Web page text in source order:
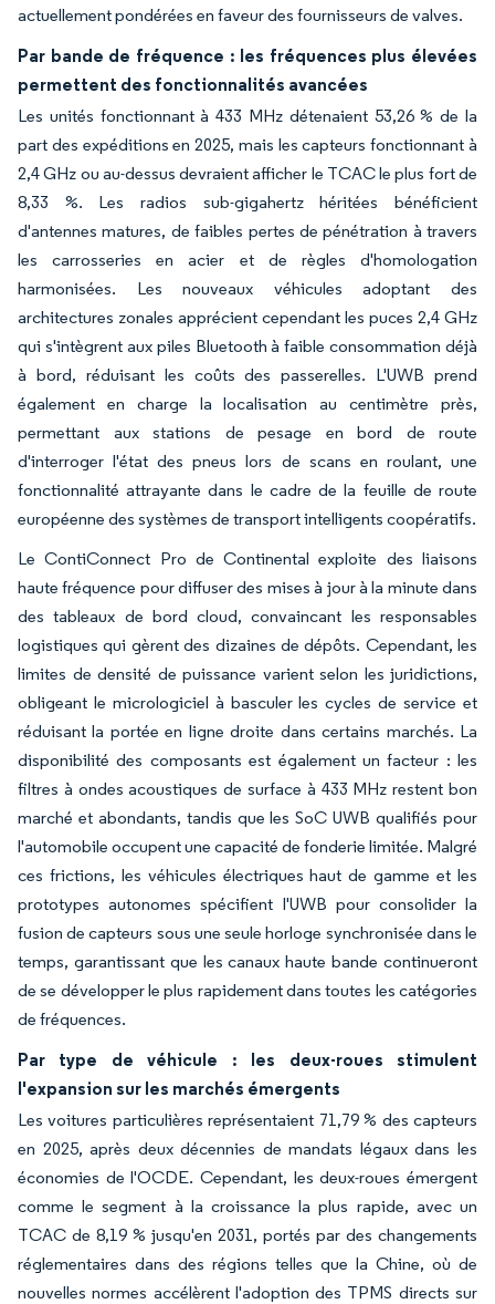
actuellement pondérées en faveur des fournisseurs de valves.
Par bande de fréquence : les fréquences plus élevées
permettent des fonctionnalités avancées
Les unités fonctionnant à 433 MHz détenaient 53,26 % de la
part des expéditions en 2025, mais les capteurs fonctionnant à
2,4 GHz ou au-dessus devraient afficher le TCAC le plus fort de
8,33 %. Les radios sub-gigahertz héritées bénéficient
d'antennes matures, de faibles pertes de pénétration à travers
les carrosseries en acier et de règles d'homologation
harmonisées. Les nouveaux véhicules adoptant des
architectures zonales apprécient cependant les puces 2,4 GHz
qui s'intègrent aux piles Bluetooth à faible consommation déjà
à bord, réduisant les coûts des passerelles. L'UWB prend
également en charge la localisation au centimètre près,
permettant aux stations de pesage en bord de route
d'interroger l'état des pneus lors de scans en roulant, une
fonctionnalité attrayante dans le cadre de la feuille de route
européenne des systèmes de transport intelligents coopératifs.
Le ContiConnect Pro de Continental exploite des liaisons
haute fréquence pour diffuser des mises à jour à la minute dans
des tableaux de bord cloud, convaincant les responsables
logistiques qui gèrent des dizaines de dépôts. Cependant, les
limites de densité de puissance varient selon les juridictions,
obligeant le micrologiciel à basculer les cycles de service et
réduisant la portée en ligne droite dans certains marchés. La
disponibilité des composants est également un facteur : les
filtres à ondes acoustiques de surface à 433 MHz restent bon
marché et abondants, tandis que les SoC UWB qualifiés pour
l'automobile occupent une capacité de fonderie limitée. Malgré
ces frictions, les véhicules électriques haut de gamme et les
prototypes autonomes spécifient l'UWB pour consolider la
fusion de capteurs sous une seule horloge synchronisée dans le
temps, garantissant que les canaux haute bande continueront
de se développer le plus rapidement dans toutes les catégories
de fréquences.
Par type de véhicule : les deux-roues stimulent
l'expansion sur les marchés émergents
Les voitures particulières représentaient 71,79 % des capteurs
en 2025, après deux décennies de mandats légaux dans les
économies de l'OCDE. Cependant, les deux-roues émergent
comme le segment à la croissance la plus rapide, avec un
TCAC de 8,19 % jusqu'en 2031, portés par des changements
réglementaires dans des régions telles que la Chine, où de
nouvelles normes accélèrent l'adoption des TPMS directs sur